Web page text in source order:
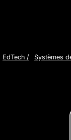
EdTech / Systèmes